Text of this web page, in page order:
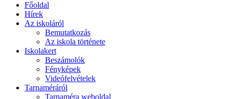
Főoldal
Hírek
Az iskoláról
Bemutatkozás
Az iskola története
Iskolakert
Beszámolók
Fényképek
Videófelvételek
Tarnaméráról
Tarnaméra weboldal